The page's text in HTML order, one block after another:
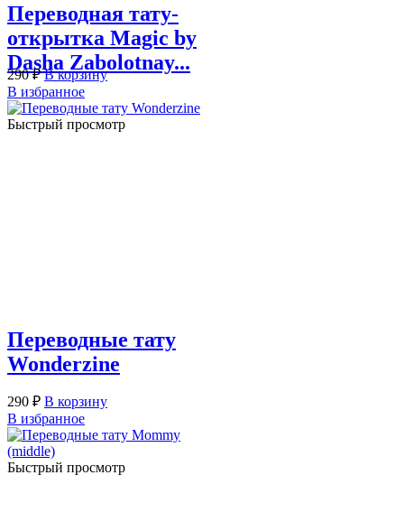
Переводная тату-
открытка Magic by
Dasha Zabolotnay...
290₽ В корзину
В избранное
Быстрый просмотр
Переводные тату
Wonderzine
290 ₽ В корзину
В избранное
Быстрый просмотр